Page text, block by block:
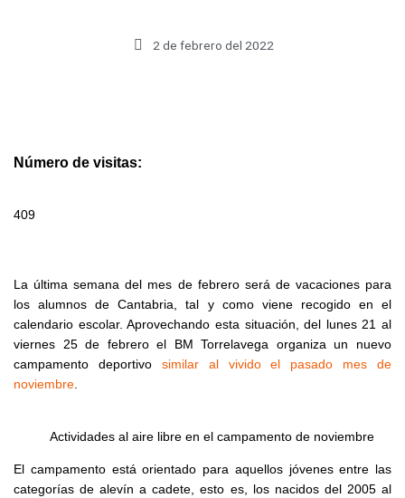
2 de febrero del 2022
Número de visitas:
409
La última semana del mes de febrero será de vacaciones para
los alumnos de Cantabria, tal y como viene recogido en el
calendario escolar. Aprovechando esta situación, del lunes 21 al
viernes 25 de febrero el BM Torrelavega organiza un nuevo
campamento deportivo similar al vivido el pasado mes de
noviembre.
Actividades al aire libre en el campamento de noviembre
El campamento está orientado para aquellos jóvenes entre las
categorías de alevín a cadete, esto es, los nacidos del 2005 al